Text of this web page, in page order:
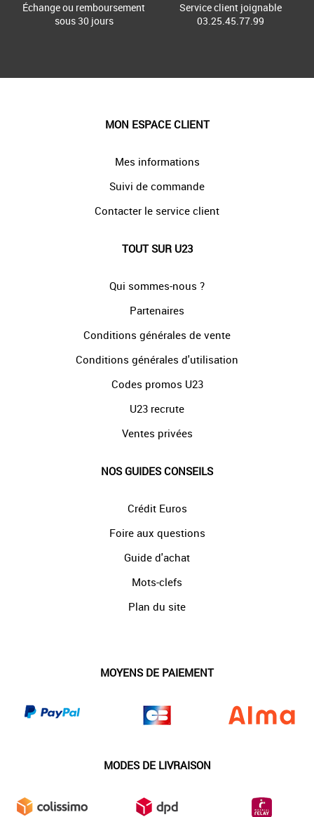
Échange ou remboursement
sous 30 jours
Service client joignable
03.25.45.77.99
MON ESPACE CLIENT
Mes informations
Suivi de commande
Contacter le service client
TOUT SUR U23
Qui sommes-nous ?
Partenaires
Conditions générales de vente
Conditions générales d'utilisation
Codes promos U23
U23 recrute
Ventes privées
NOS GUIDES CONSEILS
Crédit Euros
Foire aux questions
Guide d'achat
Mots-clefs
Plan du site
MOYENS DE PAIEMENT
MODES DE LIVRAISON